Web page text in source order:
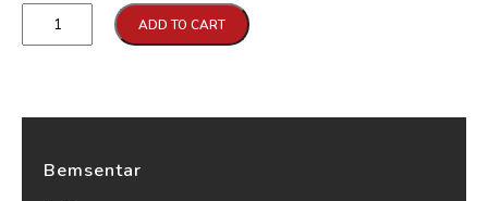
ADD TO CART
Bemsentar